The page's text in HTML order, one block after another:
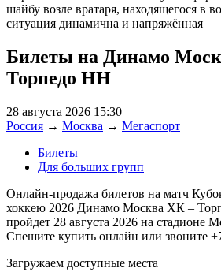
Билеты на Динамо
Торпедо НН
28 августа 2026 15:30
Россия → Москва → Мегаспорт
Билеты
Для больших групп
Онлайн-продажа билетов на матч
хоккею 2026 Динамо Москва ХК –
пройдет 28 августа 2026 на стадионе
Спешите купить онлайн или звоните
Загружаем доступные места